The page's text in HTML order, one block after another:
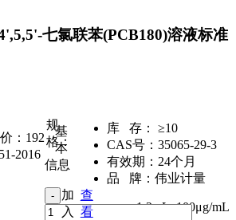
七氯联苯(PCB180)溶液标准
：192
2016
库 存：
≥10
CAS号： 35065-29-3
有效期： 24个月
品 牌： 伟业计量
规
格：
1.2mL,100μg/mL
加
入
查
看
基
本
信息